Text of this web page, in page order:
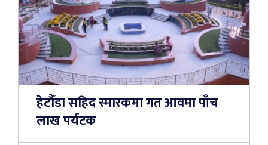
हेटौँडा सहिद स्मारकमा गत आवमा पाँच
लाख पर्यटक